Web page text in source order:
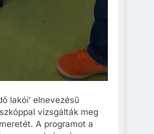
lakói’ elnevezésű
vizsgálták meg
A programot a